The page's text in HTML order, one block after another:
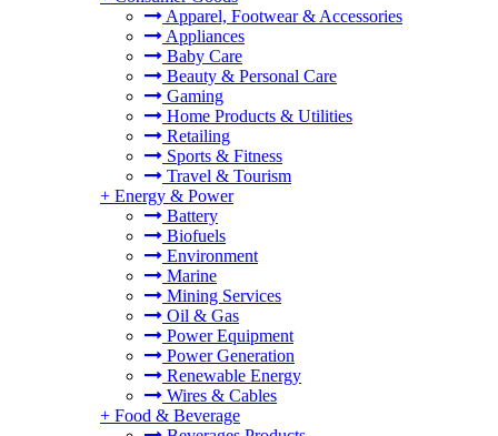
Apparel, Footwear & Accessories
Appliances
Baby Care
Beauty & Personal Care
Gaming
Home Products & Utilities
Retailing
Sports & Fitness
Travel & Tourism
+ Energy & Power
Battery
Biofuels
Environment
Marine
Mining Services
Oil & Gas
Power Equipment
Power Generation
Renewable Energy
Wires & Cables
+ Food & Beverage